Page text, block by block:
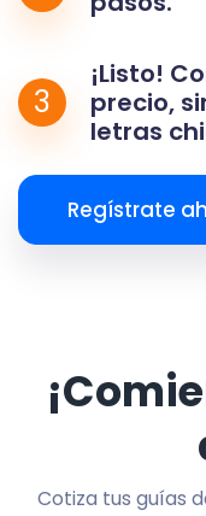
3
¡Listo!
precio,
letras
Regístrate
Cotiza tus guías